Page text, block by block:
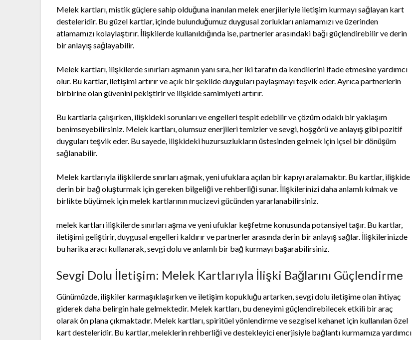
Melek kartları, mistik güçlere sahip olduğuna inanılan melek enerjileriyle iletişim kurmayı sağlayan kart
desteleridir. Bu güzel kartlar, içinde bulunduğumuz duygusal zorlukları anlamamızı ve üzerinden
atlamamızı kolaylaştırır. İlişkilerde kullanıldığında ise, partnerler arasındaki bağı güçlendirebilir ve derin
bir anlayış sağlayabilir.
Melek kartları, ilişkilerde sınırları aşmanın yanı sıra, her iki tarafın da kendilerini ifade etmesine yardımcı
olur. Bu kartlar, iletişimi artırır ve açık bir şekilde duyguları paylaşmayı teşvik eder. Ayrıca partnerlerin
birbirine olan güvenini pekiştirir ve ilişkide samimiyeti artırır.
Bu kartlarla çalışırken, ilişkideki sorunları ve engelleri tespit edebilir ve çözüm odaklı bir yaklaşım
benimseyebilirsiniz. Melek kartları, olumsuz enerjileri temizler ve sevgi, hoşgörü ve anlayış gibi pozitif
duyguları teşvik eder. Bu sayede, ilişkideki huzursuzlukların üstesinden gelmek için içsel bir dönüşüm
sağlanabilir.
Melek kartlarıyla ilişkilerde sınırları aşmak, yeni ufuklara açılan bir kapıyı aralamaktır. Bu kartlar, ilişkide
derin bir bağ oluşturmak için gereken bilgeliği ve rehberliği sunar. İlişkilerinizi daha anlamlı kılmak ve
birlikte büyümek için melek kartlarının mucizevi gücünden yararlanabilirsiniz.
melek kartları ilişkilerde sınırları aşma ve yeni ufuklar keşfetme konusunda potansiyel taşır. Bu kartlar,
iletişimi geliştirir, duygusal engelleri kaldırır ve partnerler arasında derin bir anlayış sağlar. İlişkilerinizde
bu harika aracı kullanarak, sevgi dolu ve anlamlı bir bağ kurmayı başarabilirsiniz.
Sevgi Dolu İletişim: Melek Kartlarıyla İlişki Bağlarını Güçlendirme
Günümüzde, ilişkiler karmaşıklaşırken ve iletişim kopukluğu artarken, sevgi dolu iletişime olan ihtiyaç
giderek daha belirgin hale gelmektedir. Melek kartları, bu deneyimi güçlendirebilecek etkili bir araç
olarak ön plana çıkmaktadır. Melek kartları, spiritüel yönlendirme ve sezgisel kehanet için kullanılan özel
kart desteleridir. Bu kartlar, meleklerin rehberliği ve destekleyici enerjisiyle bağlantı kurmamıza yardımcı